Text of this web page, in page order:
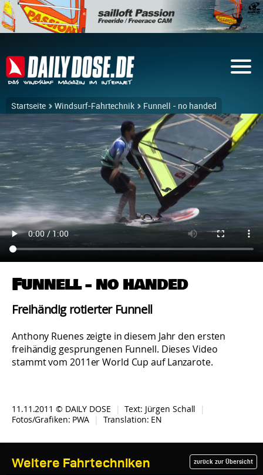
Startseite Windsurf-Fahrtechnik Funnell - no handed
Funnell - no handed
Freihändig rotierter Funnell
Anthony Ruenes zeigte in diesem Jahr den ersten
freihändig gesprungenen Funnell. Dieses Video
stammt vom 2011er World Cup auf Lanzarote.
11.11.2011 © DAILY DOSE | Text: Jürgen Schall
|
Fotos/Grafiken: PWA | Translation: EN
Weitere Fahrtechniken zurück zur Übersicht